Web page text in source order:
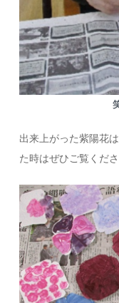
出来上がった紫陽花
た時はぜひご覧くださ